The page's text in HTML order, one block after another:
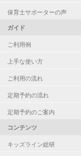
保育士サポーターの声
ガイド
ご利用例
上手な使い方
ご利用の流れ
定期予約の流れ
定期予約のご案内
コンテンツ
キッズライン総研